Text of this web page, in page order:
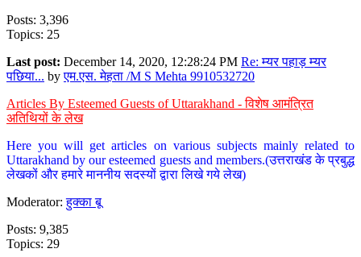
Posts: 3,396
Topics: 25
Last post: December 14, 2020, 12:28:24 PM Re: म्यर पहाड़ म्यर
पछिया... byएम.एस. मेहता /M S Mehta 9910532720
Articles By Esteemed Guests of Uttarakhand - विशेष आमंत्रित
अतिथियों के लेख
Here you will get articles on various subjects mainly related to
Uttarakhand by our esteemed guests and members.(उत्तराखंड के प्रबुद्ध
लेखकों और हमारे माननीय सदस्यों द्वारा लिखे गये लेख)
Moderator:हुक्का बू
Posts: 9,385
Topics: 29